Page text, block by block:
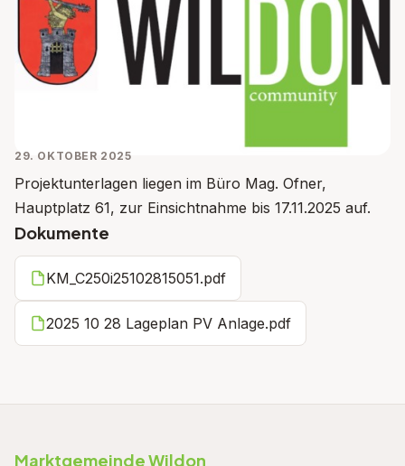
29. OKTOBER 2025
Projektunterlagen liegen im Büro Mag. Ofner,
Hauptplatz 61, zur Einsichtnahme bis 17.11.2025 auf.
Dokumente
KM_C250i25102815051.pdf
2025 10 28 Lageplan PV Anlage.pdf
Marktgemeinde Wildon